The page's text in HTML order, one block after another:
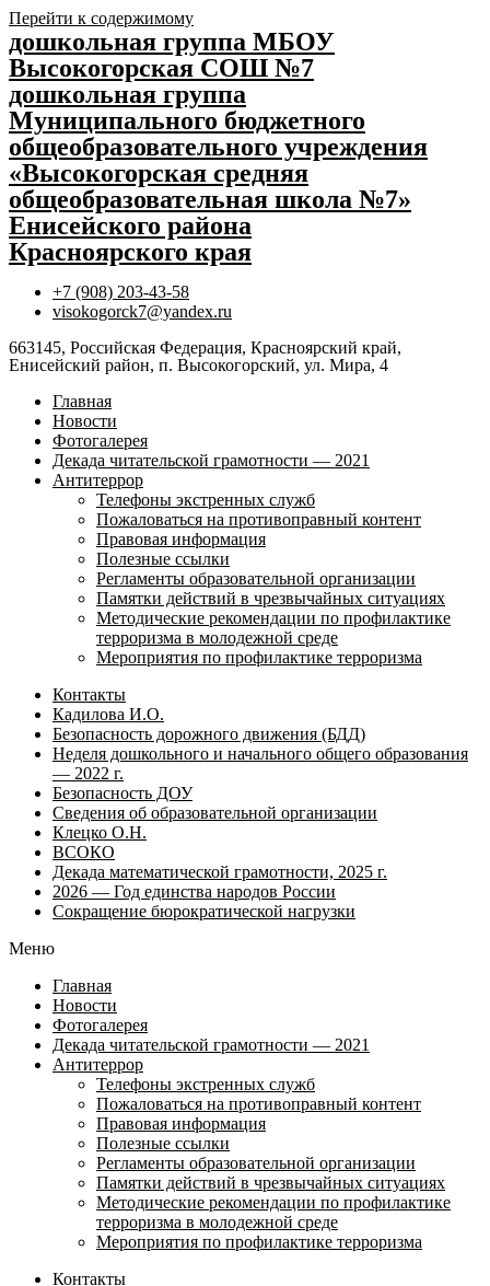
Перейти к содержимому
дошкольная группа МБОУ
Высокогорская СОШ №7
дошкольная группа
Муниципального бюджетного
общеобразовательного учреждения
«Высокогорская средняя
общеобразовательная школа №7»
Енисейского района
Красноярского края
+7 (908) 203-43-58
visokogorck7@yandex.ru
663145, Российская Федерация, Красноярский край,
Енисейский район, п. Высокогорский, ул. Мира, 4
Главная
Новости
Фотогалерея
Декада читательской грамотности — 2021
Антитеррор
Телефоны экстренных служб
Пожаловаться на противоправный контент
Правовая информация
Полезные ссылки
Регламенты образовательной организации
Памятки действий в чрезвычайных ситуациях
Методические рекомендации по профилактике
терроризма в молодежной среде
Мероприятия по профилактике терроризма
Контакты
Кадилова И.О.
Безопасность дорожного движения (БДД)
Неделя дошкольного и начального общего образования
— 2022 г.
Безопасность ДОУ
Сведения об образовательной организации
Клецко О.Н.
ВСОКО
Декада математической грамотности, 2025 г.
2026 — Год единства народов России
Сокращение бюрократической нагрузки
Меню
Главная
Новости
Фотогалерея
Декада читательской грамотности — 2021
Антитеррор
Телефоны экстренных служб
Пожаловаться на противоправный контент
Правовая информация
Полезные ссылки
Регламенты образовательной организации
Памятки действий в чрезвычайных ситуациях
Методические рекомендации по профилактике
терроризма в молодежной среде
Мероприятия по профилактике терроризма
Контакты